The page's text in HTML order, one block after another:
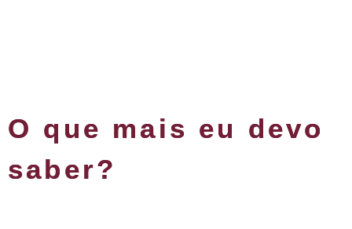
O que mais eu devo
saber?